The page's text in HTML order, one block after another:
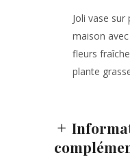
Joli vase
maison
fleurs
plante